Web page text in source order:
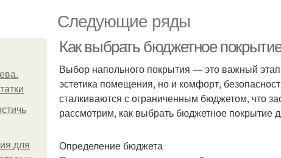
Следующие ряды
для
Как выбрать бюджетное
Выбор напольного покрытия — это важный этап
эстетика помещения, но и комфорт,
сталкиваются с ограниченным бюджетом, что
рассмотрим, как выбрать бюджетное покрытие
Определение бюджета